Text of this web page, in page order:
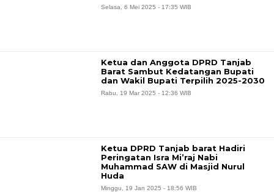
Selasa, 6 Mei 2025 - 17:35 WIB
Ketua dan Anggota DPRD Tanjab
Barat Sambut Kedatangan Bupati
dan Wakil Bupati Terpilih 2025-2030
Rabu, 19 Mar 2025 - 12:36 WIB
Ketua DPRD Tanjab barat Hadiri
Peringatan Isra Mi’raj Nabi
Muhammad SAW di Masjid Nurul
Huda
Minggu, 19 Jan 2025 - 18:56 WIB